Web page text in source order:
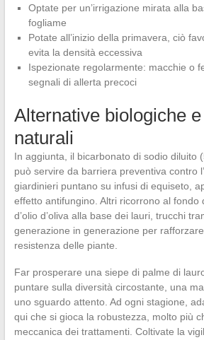
Optate per un’irrigazione mirata alla
fogliame
Potate all’inizio della primavera, ciò
evita la densità eccessiva
Ispezionate regolarmente: macchie o
segnali di allerta precoci
Alternative biologiche
naturali
In aggiunta, il bicarbonato di sodio diluito
può servire da barriera preventiva contro
giardinieri puntano su infusi di equiseto,
effetto antifungino. Altri ricorrono al fondo
d’olio d’oliva alla base dei lauri, trucchi
generazione in generazione per
resistenza delle piante.
Far prosperare una siepe di palme di
puntare sulla diversità circostante, una
uno sguardo attento. Ad ogni stagione,
qui che si gioca la robustezza, molto più
meccanica dei trattamenti. Coltivate la